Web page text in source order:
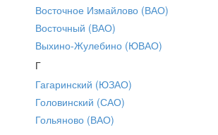
Восточное Измайлово (ВАО)
Восточный (ВАО)
Выхино-Жулебино (ЮВАО)
Г
Гагаринский (ЮЗАО)
Головинский (САО)
Гольяново (ВАО)